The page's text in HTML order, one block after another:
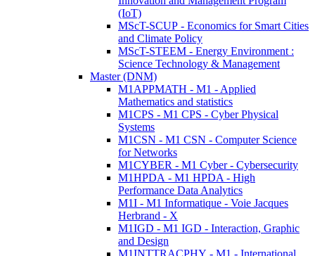
(IoT)
MScT-SCUP - Economics for Smart Cities
and Climate Policy
MScT-STEEM - Energy Environment :
Science Technology & Management
Master (DNM)
M1APPMATH - M1 - Applied
Mathematics and statistics
M1CPS - M1 CPS - Cyber Physical
Systems
M1CSN - M1 CSN - Computer Science
for Networks
M1CYBER - M1 Cyber - Cybersecurity
M1HPDA - M1 HPDA - High
Performance Data Analytics
M1I - M1 Informatique - Voie Jacques
Herbrand - X
M1IGD - M1 IGD - Interaction, Graphic
and Design
M1INTTRACPHY - M1 - International